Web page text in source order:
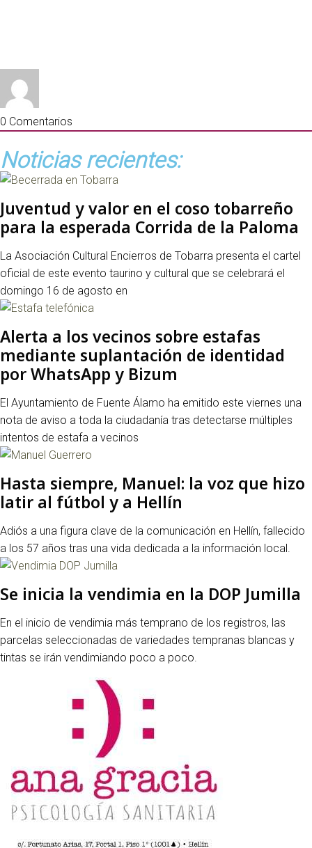
0 Comentarios
Noticias recientes:
Juventud y valor en el coso tobarreño
para la esperada Corrida de la Paloma
La Asociación Cultural Encierros de Tobarra presenta el cartel
oficial de este evento taurino y cultural que se celebrará el
domingo 16 de agosto en
Alerta a los vecinos sobre estafas
mediante suplantación de identidad
por WhatsApp y Bizum
El Ayuntamiento de Fuente Álamo ha emitido este viernes una
nota de aviso a toda la ciudadanía tras detectarse múltiples
intentos de estafa a vecinos
Hasta siempre, Manuel: la voz que hizo
latir al fútbol y a Hellín
Adiós a una figura clave de la comunicación en Hellín, fallecido
a los 57 años tras una vida dedicada a la información local.
Se inicia la vendimia en la DOP Jumilla
En el inicio de vendimia más temprano de los registros, las
parcelas seleccionadas de variedades tempranas blancas y
tintas se irán vendimiando poco a poco.